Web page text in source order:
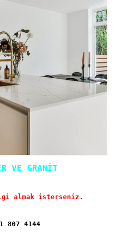
VE GRANİT
almak isterseniz.
807 4144